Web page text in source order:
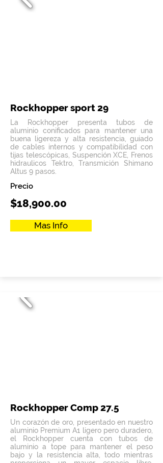
Rockhopper sport 29
La Rockhopper presenta tubos de
aluminio conificados para mantener una
buena ligereza y alta resistencia, guiado
de cables internos y compatibilidad con
tijas telescópicas, Suspención XCE, Frenos
hidraulicos Tektro, Transmición Shimano
Altus 9 pasos.
Precio
$18,900.00
Mas Info
Rockhopper Comp 27.5
Un corazón de oro, presentado en nuestro
aluminio Premium A1 ligero pero duradero,
el Rockhopper cuenta con tubos de
aluminio a tope para mantener el peso
bajo y la resistencia alta, todo mientras